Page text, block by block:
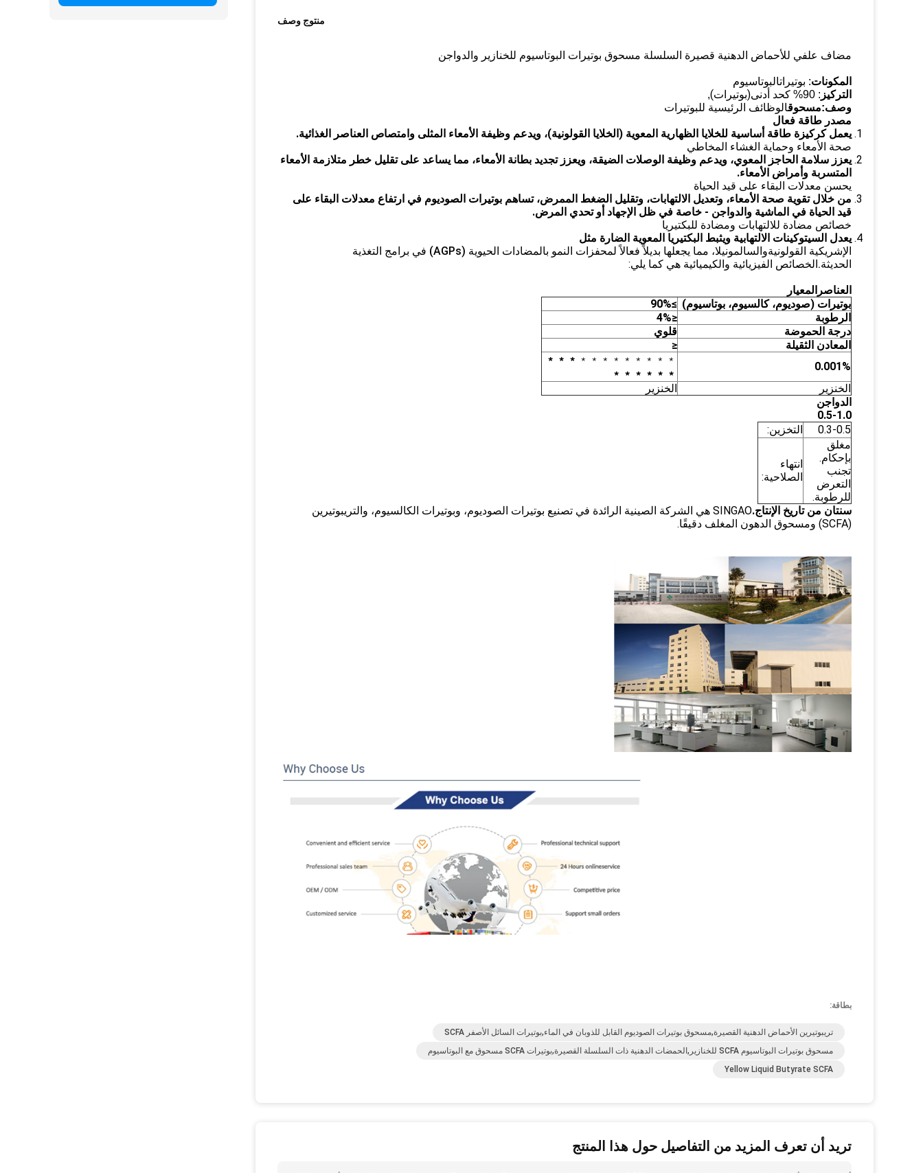
منتوج وصف
مضاف علفي للأحماض الدهنية قصيرة السلسلة مسحوق بوتيرات البوتاسيوم للخنازير والدواجن
المكونات: بوتيراتالبوتاسيوم
التركيز : 90% كحد أدنى (بوتيرات),
وصف:مسحوقالوظائف الرئيسية للبوتيرات
مصدر طاقة فعال
يعمل كركيزة طاقة أساسية للخلايا الظهارية المعوية (الخلايا القولونية)، ويدعم وظيفة الأمعاء المثلى وامتصاص العناصر الغذائية.
صحة الأمعاء وحماية الغشاء المخاطي
يعزز سلامة الحاجز المعوي، ويدعم وظيفة الوصلات الضيقة، ويعزز تجديد بطانة الأمعاء، مما يساعد على تقليل خطر متلازمة الأمعاء
المتسربة وأمراض الأمعاء.
يحسن معدلات البقاء على قيد الحياة
من خلال تقوية صحة الأمعاء، وتعديل الالتهابات، وتقليل الضغط الممرض، تساهم بوتيرات الصوديوم في ارتفاع معدلات البقاء على
قيد الحياة في الماشية والدواجن - خاصة في ظل الإجهاد أو تحدي المرض.
خصائص مضادة للالتهابات ومضادة للبكتيريا
يعدل السيتوكينات الالتهابية ويثبط البكتيريا المعوية الضارة مثل
الإشريكية القولونيةوالسالمونيلا
، مما يجعلها بديلاً فعالاً لمحفزات النمو بالمضادات الحيوية (AGPs) في برامج التغذية
الحديثة.الخصائص الفيزيائية والكيميائية هي كما يلي:
العناصر المعيار
بوتيرات (صوديوم، كالسيوم، بوتاسيوم) ≥90%
الرطوبة
≤4%
درجة الحموضة
قلوي
المعادن الثقيلة
≤
0.001%
﹡﹡﹡﹡﹡﹡﹡﹡﹡
﹡﹡﹡
﹡﹡﹡﹡﹡﹡
الخنزير
الخنزير
الدواجن
0.5-1.0
0.3-0.5
التخزين:
مغلق
بإحكام.
تجنب
التعرض
للرطوبة.
انتهاء
الصلاحية:
سنتان من تاريخ الإنتاج.
SINGAO هي الشركة الصينية الرائدة في تصنيع بوتيرات الصوديوم، وبوتيرات الكالسيوم، والتريبوتيرين
(SCFA) ومسحوق الدهون المغلف دقيقًا.
بطاقة:
تريبوتيرين الأحماض الدهنية القصيرة,مسحوق بوتيرات الصوديوم القابل للذوبان في الماء,بوتيرات السائل الأصفر SCFA
مسحوق بوتيرات البوتاسيوم SCFA للخنازير,الحمضات الدهنية ذات السلسلة القصيرة,بوتيرات SCFA مسحوق مع البوتاسيوم
Yellow Liquid Butyrate SCFA
تريد أن تعرف المزيد من التفاصيل حول هذا المنتج